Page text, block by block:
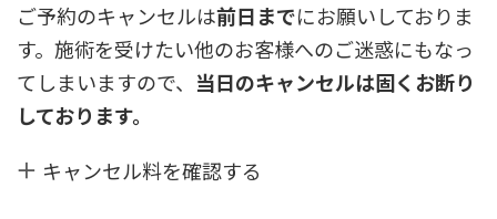
ご予約のキャンセルは前日までにお願いしておりま
す。施術を受けたい他のお客様へのご迷惑にもなっ
てしまいますので、 当日のキャンセルは固くお断り
しております。
キャンセル料を確認する